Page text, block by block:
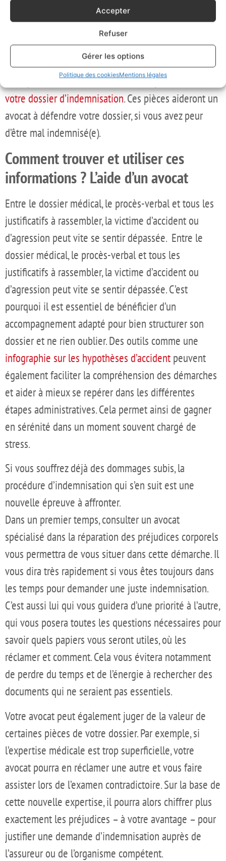
Accepter
Refuser
Gérer les options
Politique des cookiesMentions légales
le complément d’informations nécessaires à votre
dossier. C’est là que l’on évalue la gravité de tous vos
préjudices, avant de les transmettre à l’assureur pour
Vous pouvez consulterici la liste des pièces utiles à
votre dossier d’indemnisation. Ces pièces aideront un
avocat à défendre votre dossier, si vous avez peur
d’être mal indemnisé(e).
Comment trouver et utiliser ces
informations ? L’aide d’un avocat
Entre le dossier médical, le procès-verbal et tous les
justificatifs à rassembler, la victime d’accident ou
d’agression peut vite se sentir dépassée. Entre le
dossier médical, le procès-verbal et tous les
justificatifs à rassembler, la victime d’accident ou
d’agression peut vite se sentir dépassée. C’est
pourquoi il est essentiel de bénéficier d’un
accompagnement adapté pour bien structurer son
dossier et ne rien oublier. Des outils comme une
infographie sur les hypothèses d’accident peuvent
également faciliter la compréhension des démarches
et aider à mieux se repérer dans les différentes
étapes administratives. Cela permet ainsi de gagner
en sérénité dans un moment souvent chargé de
stress.
Si vous souffrez déjà des dommages subis, la
procédure d’indemnisation qui s’en suit est une
nouvelle épreuve à affronter.
Dans un premier temps, consulter un avocat
spécialisé dans la réparation des préjudices corporels
vous permettra de vous situer dans cette démarche. Il
vous dira très rapidement si vous êtes toujours dans
les temps pour demander une juste indemnisation.
C’est aussi lui qui vous guidera d’une priorité à l’autre,
qui vous posera toutes les questions nécessaires pour
savoir quels papiers vous seront utiles, où les
réclamer et comment. Cela vous évitera notamment
de perdre du temps et de l’énergie à rechercher des
documents qui ne seraient pas essentiels.
Votre avocat peut également juger de la valeur de
certaines pièces de votre dossier. Par exemple, si
l’expertise médicale est trop superficielle, votre
avocat pourra en réclamer une autre et vous faire
assister lors de l’examen contradictoire. Sur la base de
cette nouvelle expertise, il pourra alors chiffrer plus
exactement les préjudices – à votre avantage – pour
justifier une demande d’indemnisation auprès de
l’assureur ou de l’organisme compétent.